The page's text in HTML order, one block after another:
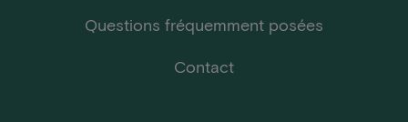
Questions fréquemment posées
Contact